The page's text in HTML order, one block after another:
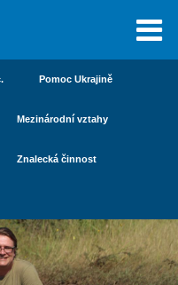
Pomoc Ukrajině
Mezinárodní vztahy
Znalecká činnost